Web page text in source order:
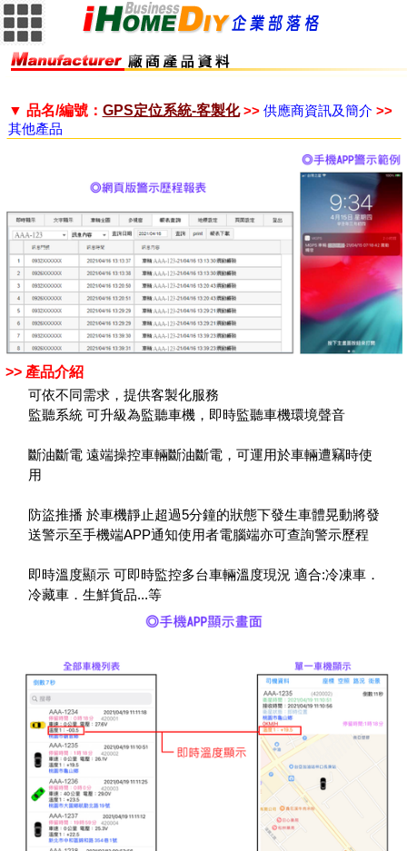
▼ 品名/編號： GPS定位系統-客製化 >>供應商資訊及簡介 >>
其他產品
>> 產品介紹
可依不同需求，提供客製化服務
監聽系統 可升級為監聽車機，即時監聽車機環境聲音
斷油斷電 遠端操控車輛斷油斷電，可運用於車輛遭竊時使
用
防盜推播 於車機靜止超過5分鐘的狀態下發生車體晃動將發
送警示至手機端APP通知使用者電腦端亦可查詢警示歷程
即時溫度顯示 可即時監控多台車輛溫度現況 適合:冷凍車．
冷藏車．生鮮貨品...等